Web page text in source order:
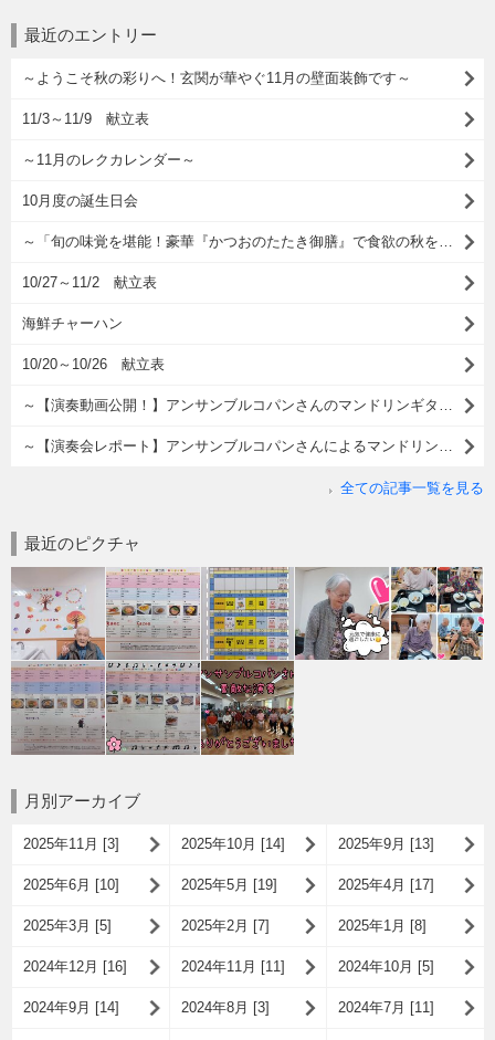
最近のエントリー
～ようこそ秋の彩りへ！玄関が華やぐ11月の壁面装飾です～
11/3～11/9 献立表
～11月のレクカレンダー～
10月度の誕生日会
10/27～11/2 献立表
海鮮チャーハン
10/20～10/26 献立表
全ての記事一覧を見る
最近のピクチャ
月別アーカイブ
2025年11月 [3] 2025年10月 [14] 2025年9月 [13]
2025年6月 [10] 2025年5月 [19] 2025年4月 [17]
2025年3月 [5] 2025年2月 [7] 2025年1月 [8]
2024年12月 [16] 2024年11月 [11] 2024年10月 [5]
2024年9月 [14] 2024年8月 [3] 2024年7月 [11]